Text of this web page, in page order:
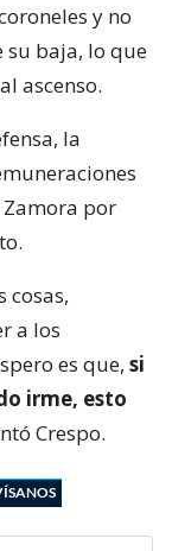
y no
su baja, lo que
ascenso.
la
por
cosas,
a los
es que, si
irme, esto
Crespo.